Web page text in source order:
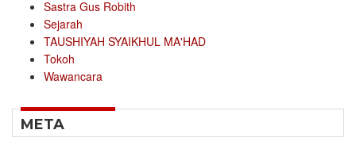
Sastra Gus Robith
Sejarah
TAUSHIYAH SYAIKHUL MA'HAD
Tokoh
Wawancara
META